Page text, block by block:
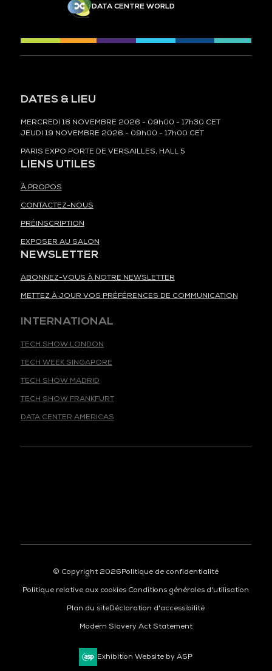
DATA CENTRE WORLD
DATES & LIEU
MERCREDI 18 NOVEMBRE 2026 - 09h00 - 17h30 CET
JEUDI 19 NOVEMBRE 2026 - 09h00 - 17h00 CET
PARIS EXPO PORTE DE VERSAILLES, HALL 5
LIENS UTILES
À PROPOS
CONTACTEZ-NOUS
PRÉINSCRIPTION
EXPOSER AU SALON
NEWSLETTER
ABONNEZ-VOUS À NOTRE NEWSLETTER
METTEZ À JOUR VOS PRÉFÉRENCES DE COMMUNICATION
© Copyright 2026Politique de confidentialité
Politique relative aux cookies Conditions générales d'utilisation
Plan du siteDéclaration d'accessibilité
Modern Slavery Act Statement
Exhibition Website by ASP